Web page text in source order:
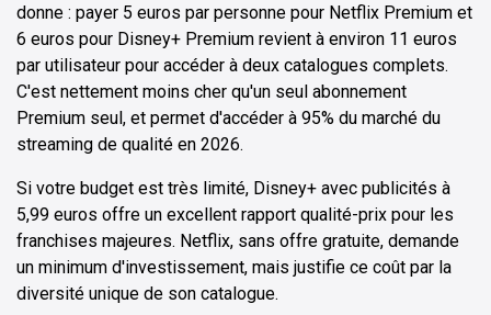
donne : payer 5 euros par personne pour Netflix Premium et
6 euros pour Disney+ Premium revient à environ 11 euros
par utilisateur pour accéder à deux catalogues complets.
C'est nettement moins cher qu'un seul abonnement
Premium seul, et permet d'accéder à 95% du marché du
streaming de qualité en 2026.
Si votre budget est très limité, Disney+ avec publicités à
5,99 euros offre un excellent rapport qualité-prix pour les
franchises majeures. Netflix, sans offre gratuite, demande
un minimum d'investissement, mais justifie ce coût par la
diversité unique de son catalogue.